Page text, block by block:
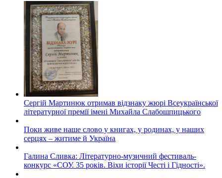
Сергій Мартинюк отримав відзнаку жюрі Всеукраїнської
літературної премії імені Михайла Слабошпицького
Поки живе наше слово у книгах, у родинах, у наших
серцях – житиме й Україна
Галина Сливка: Літературно-музичний фестиваль-
конкурс «СОУ. 35 років. Віхи історії Честі і Гідності».